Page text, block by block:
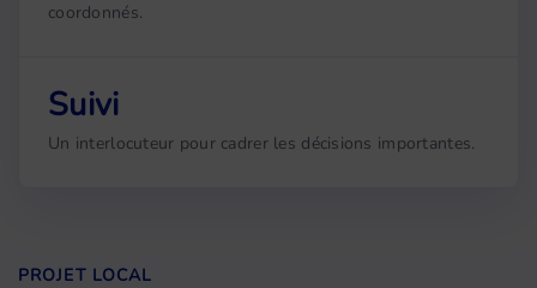
coordonnés.
Suivi
Un interlocuteur pour cadrer les décisions importantes.
PROJET LOCAL